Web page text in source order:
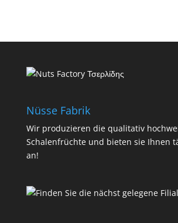
Nüsse Fabrik
Wir produzieren die qualitativ
Schalenfrüchte und bieten sie Ihnen
an!